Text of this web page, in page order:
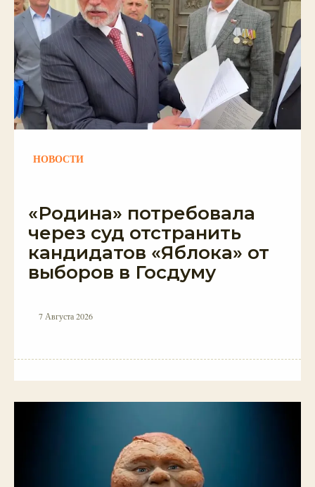
НОВОСТИ
«Родина» потребовала
через суд отстранить
кандидатов «Яблока» от
выборов в Госдуму
7 Августа 2026